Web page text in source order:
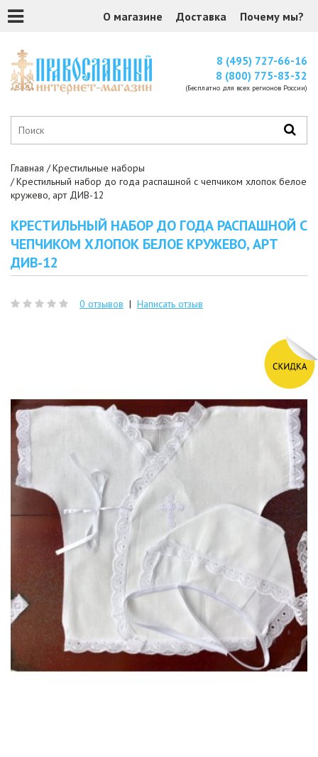
О магазине Доставка Почему мы?
8 (495) 727-66-16
8 (800) 775-83-32
(Бесплатно для всех регионов России)
Главная
Крестильные наборы
Крестильный набор до года распашной с чепчиком хлопок белое
кружево, арт ДИВ-12
КРЕСТИЛЬНЫЙ НАБОР ДО ГОДА РАСПАШНОЙ С
ЧЕПЧИКОМ ХЛОПОК БЕЛОЕ КРУЖЕВО, АРТ
ДИВ-12
0 отзывов | Написать отзыв